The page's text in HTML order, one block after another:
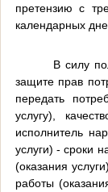
претензию с
календарных
В силу
защите прав
передать
услугу),
исполнитель
услуги) - сроки
(оказания
работы